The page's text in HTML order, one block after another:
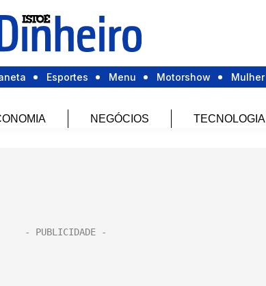
Esportes Menu Motorshow Mulher
NEGÓCIOS TECNOLOGIA